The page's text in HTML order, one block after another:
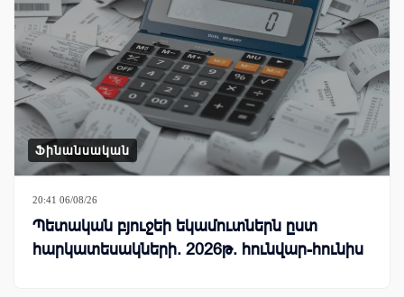
Ֆինանսական
20:41 06/08/26
Պետական բյուջեի եկամուտներն ըստ
հարկատեսակների. 2026թ. հունվար-հունիս